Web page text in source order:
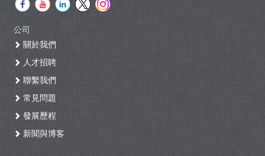
公司
關於我們
人才招聘
聯繫我們
常見問題
發展歷程
新聞與博客